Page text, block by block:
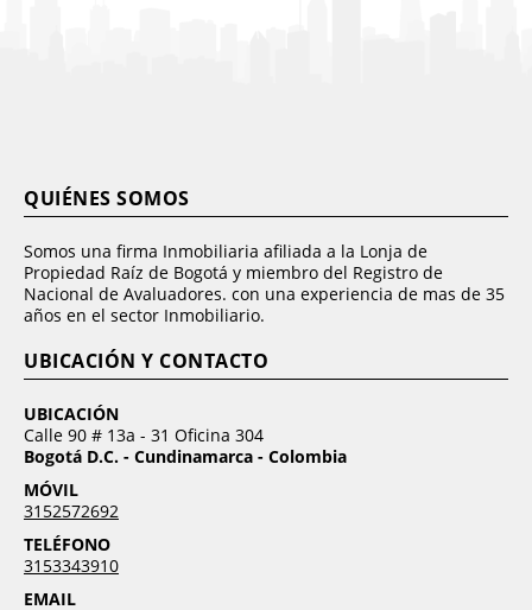
QUIÉNES SOMOS
Somos una firma Inmobiliaria afiliada a la Lonja de
Propiedad Raíz de Bogotá y miembro del Registro de
Nacional de Avaluadores. con una experiencia de mas de 35
años en el sector Inmobiliario.
UBICACIÓN Y CONTACTO
UBICACIÓN
Calle 90 # 13a - 31 Oficina 304
Bogotá D.C. - Cundinamarca - Colombia
MÓVIL
3152572692
TELÉFONO
3153343910
EMAIL